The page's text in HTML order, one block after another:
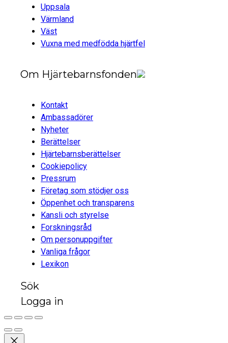
Uppsala
Värmland
Väst
Vuxna med medfödda hjärtfel
Om Hjärtebarnsfonden
Kontakt
Ambassadörer
Nyheter
Berättelser
Hjärtebarnsberättelser
Cookiepolicy
Pressrum
Företag som stödjer oss
Öppenhet och transparens
Kansli och styrelse
Forskningsråd
Om personuppgifter
Vanliga frågor
Lexikon
Sök
Logga in